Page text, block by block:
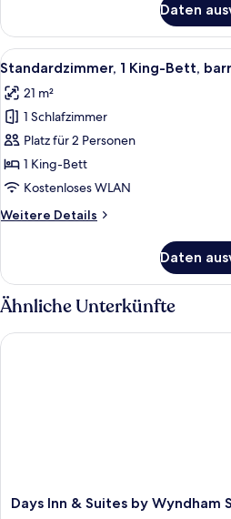
Only)
anzeigen
1 King-
Bett,
Nichtraucher,
und
Mikrowelle
(Shower
Only)
Daten
Alle
Fotos
für
Standardzimmer,
1 King-
Bett,
barrierefrei,
anzeigen
Ein
5
Standardzimmer, 1 King-Bett,
21 m²
1 Schlafzimmer
Platz für 2 Personen
1 King-Bett
Kostenloses WLAN
Weitere Details
Weitere
1 King-
Bett,
barrierefrei,
Badewanne
Daten
Ähnliche Unterkünfte
Days
Days Inn & Suites by Wyndham
Days Inn & Suites by Wyndham